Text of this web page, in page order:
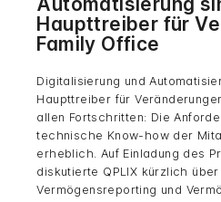
Haupttreiber für
Family Office
Digitalisierung und
Haupttreiber für
allen Fortschritten: Die
technische Know-how der
erheblich. Auf Einladung des
diskutierte QPLIX kürzlich
Vermögensreporting und